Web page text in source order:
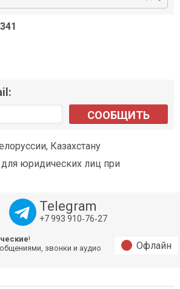
СООБЩИТЬ
Казахстану
юридических лиц при
Telegram
+7 993 910‑76‑27
!
звонки и аудио
Офлайн